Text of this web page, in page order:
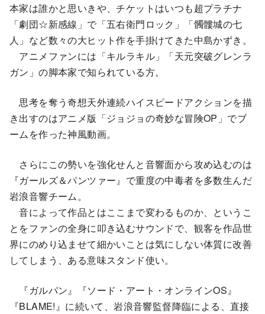
本家は誰かと思いきや、チケットはいつも超プラチナ
「劇団☆新感線」で「五右衛門ロック」「髑髏城の七
人」など数々の大ヒット作を手掛けてきた中島かずき。
アニメファンには「キルラキル」「天元突破グレンラ
ガン」の脚本家で知られている方。
思考を奪う奇想天外連続ハイスピードアクションを描
き出すのはアニメ版「ジョジョの奇妙な冒険OP」でブ
ームを作った神風動画。
さらにこの勢いを強化せんと音響面から攻め込むのは
『ガールズ＆パンツァー』で重度の中毒者を多数生んだ
岩浪音響チーム。
音によって作品とはここまで変わるものか、というこ
とをファンの全身に叩き込むサウンドで、観客を作品世
界にのめり込ませて細かいことは気にしない体質に改善
してしまう、ある意味スタンド使い。
『ガルパン』『ソード・アート・オンラインOS』
『BLAME!』に続いて、岩浪音響監督降臨による、直接